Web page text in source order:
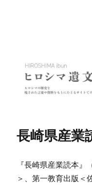
長崎県産業
『長崎県産業読本
＞、第一教育出版＜